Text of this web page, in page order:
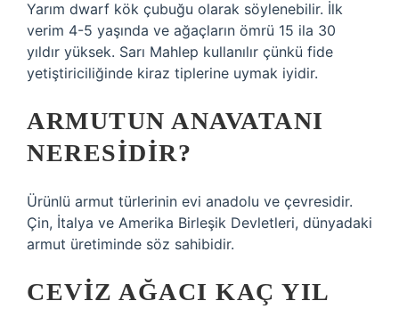
Yarım dwarf kök çubuğu olarak söylenebilir. İlk
verim 4-5 yaşında ve ağaçların ömrü 15 ila 30
yıldır yüksek. Sarı Mahlep kullanılır çünkü fide
yetiştiriciliğinde kiraz tiplerine uymak iyidir.
ARMUTUN ANAVATANI
NERESIDIR?
Ürünlü armut türlerinin evi anadolu ve çevresidir.
Çin, İtalya ve Amerika Birleşik Devletleri, dünyadaki
armut üretiminde söz sahibidir.
CEVIZ AĞACI KAÇ YIL